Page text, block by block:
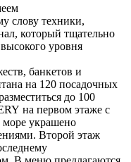
слову техники,
который тщательно
уровня
банкетов и
на 120 посадочных
до 100
на первом этаже с
украшено
Второй этаж